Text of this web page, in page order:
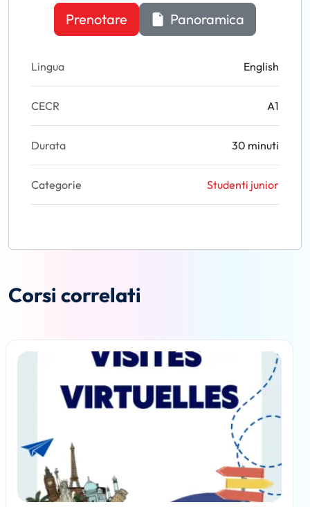
Prenotare Panoramica
Lingua English
CECR A1
Durata 30 minuti
Categorie Studenti junior
Corsi correlati